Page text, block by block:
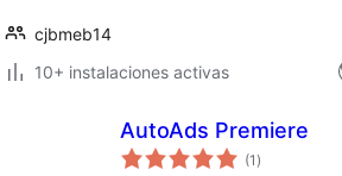
cjbmeb14
10+ instalaciones activas
AutoAds Premiere
(1 valoraciones
en
)